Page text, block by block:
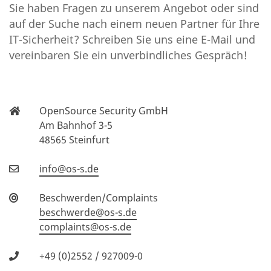
Sie haben Fragen zu unserem Angebot oder sind
auf der Suche nach einem neuen Partner für Ihre
IT-Sicherheit? Schreiben Sie uns eine E-Mail und
vereinbaren Sie ein unverbindliches Gespräch!
OpenSource Security GmbH
Am Bahnhof 3-5
48565 Steinfurt
info@os-s.de
Beschwerden/Complaints
beschwerde@os-s.de
complaints@os-s.de
+49 (0)2552 / 927009-0